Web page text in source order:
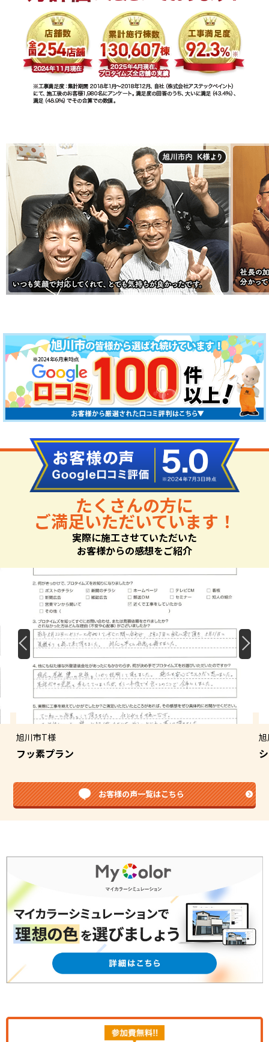
たくさんの方に
ご満足いただいています！
実際に施工させていただいた
お客様からの感想をご紹介
旭川市T様
フッ素プラン
お客様の声一覧はこちら